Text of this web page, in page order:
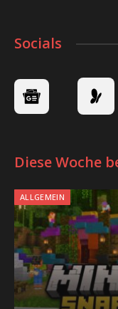
Socials
Diese Woche
ALLGEMEIN